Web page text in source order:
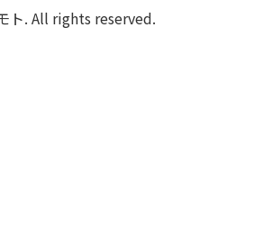
ト. All rights reserved.